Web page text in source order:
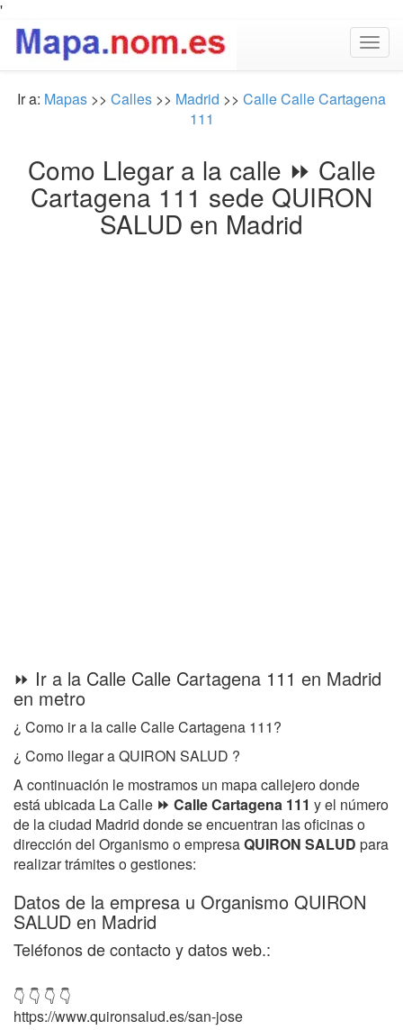
'
Ir a: Mapas >> Calles >> Madrid >> Calle Calle Cartagena
111
Como Llegar a la calle ⏩ Calle
Cartagena 111 sede QUIRON
SALUD en Madrid
⏩ Ir a la Calle Calle Cartagena 111 en Madrid
en metro
¿ Como ir a la calle Calle Cartagena 111?
¿ Como llegar a QUIRON SALUD ?
A continuación le mostramos un mapa callejero donde
está ubicada La Calle ⏩ Calle Cartagena 111 y el número
de la ciudad Madrid donde se encuentran las oficinas o
dirección del Organismo o empresaQUIRON SALUD para
realizar trámites o gestiones:
Datos de la empresa u Organismo QUIRON
SALUD en Madrid
Teléfonos de contacto y datos web.:
👇 👇 👇 👇
https://www.quironsalud.es/san-jose